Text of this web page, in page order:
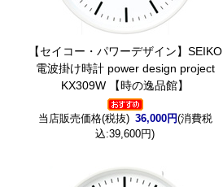
【セイコー・パワーデザイン】SEIKO
電波掛け時計 power design project
KX309W 【時の逸品館】
当店販売価格(税抜) 36,000円(消費税
込:39,600円)